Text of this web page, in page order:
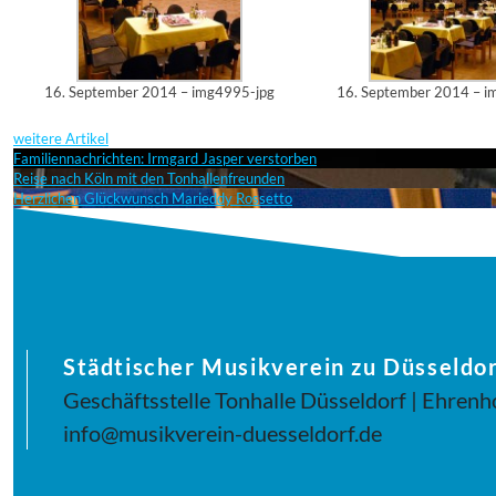
16. September 2014 – img4995-jpg 16. September 2014 –
weitere Artikel
Familiennachrichten: Irmgard Jasper verstorben
Reise nach Köln mit den Tonhallenfreunden
Herzlichen Glückwunsch Marieddy Rossetto
Städtischer Musikverein zu
Geschäftsstelle Tonhalle Düsseldorf |
info@musikverein-duesseldorf.de